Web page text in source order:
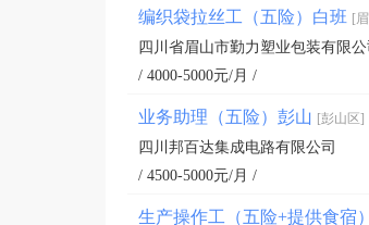
编织袋拉丝工（五险）白班 [
四川省眉山市勤力塑业包装有限公
/ 4000-5000元/月 /
业务助理（五险）彭山 [彭山区]
四川邦百达集成电路有限公司
/ 4500-5000元/月 /
生产操作工（五险+提供食宿）